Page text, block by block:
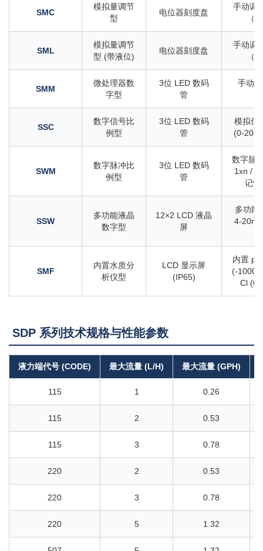
SMC
模拟量调节
型
电位器刻度盘
手动调
（
SML
模拟量调节
型 (带液位)
电位器刻度盘
手动调
（
SMM
微处理器数
字型
3位 LED 数码
管
手动
SSC
数字信号比
例型
3位 LED 数码
管
模拟信
(0-
SWM
数字脉冲比
例型
3位 LED 数码
管
数字脉
1xn /
记
SSW
多功能液晶
数字型
12×2 LCD 液晶
屏
多功能
4-
SMF
内置水质分
析仪型
LCD 显示屏
(IP65)
内置
(-
Cl (0-
SDP 系列技术规格与性能参数
液力端代号 (CODE) 最大流量 (L/H) 最大流量 (GPH)
115 1 0.26
115 2 0.53
115 3 0.78
220 2 0.53
220 3 0.78
220 5 1.32